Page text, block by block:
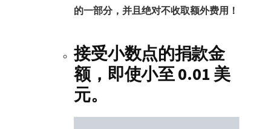
的一部分，并且绝对不收取额外费用！
接受小数点的捐款金
额，即使小至 0.01 美
元。